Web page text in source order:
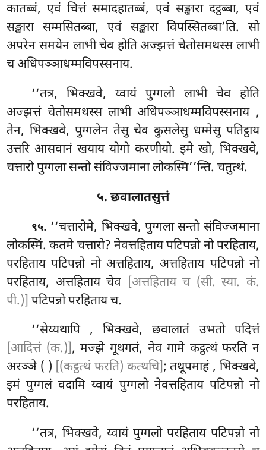
कातब्बं, एवं चित्तं समादहातब्बं, एवं सङ्खारा दट्ठब्बा, एवं
सङ्खारा सम्मसितब्बा, एवं सङ्खारा विपस्सितब्बा’ति. सो
अपरेन समयेन लाभी चेव होति अज्झत्तं चेतोसमथस्स लाभी
च अधिपञ्ञाधम्मविपस्सनाय.
‘‘तत्र, भिक्खवे, य्वायं पुग्गलो लाभी चेव होति
अज्झत्तं चेतोसमथस्स लाभी अधिपञ्ञाधम्मविपस्सनाय ,
तेन, भिक्खवे, पुग्गलेन तेसु चेव कुसलेसु धम्मेसु पतिट्ठाय
उत्तरि आसवानं खयाय योगो करणीयो. इमे खो, भिक्खवे,
चत्तारो पुग्गला सन्तो संविज्जमाना लोकस्मि’’न्ति. चतुत्थं.
५. छवालातसुत्तं
९५. ‘‘चत्तारोमे, भिक्खवे, पुग्गला सन्तो संविज्जमाना
लोकस्मिं. कतमे चत्तारो? नेवत्तहिताय पटिपन्नो नो परहिताय,
परहिताय पटिपन्नो नो अत्तहिताय, अत्तहिताय पटिपन्नो नो
परहिताय, अत्तहिताय चेव
[अत्तहिताय च (सी. स्या. कं.
पी.)] पटिपन्नो परहिताय च.
‘‘सेय्यथापि , भिक्खवे, छवालातं उभतो पदित्तं
[आदित्तं (क.)], मज्झे गूथगतं, नेव गामे कट्ठत्थं फरति न
अरञ्ञे ( ) [(कट्ठत्थं फरति) कत्थचि]; तथूपमाहं , भिक्खवे,
इमं पुग्गलं वदामि य्वायं पुग्गलो नेवत्तहिताय पटिपन्नो नो
परहिताय.
‘‘तत्र, भिक्खवे, य्वायं पुग्गलो परहिताय पटिपन्नो नो